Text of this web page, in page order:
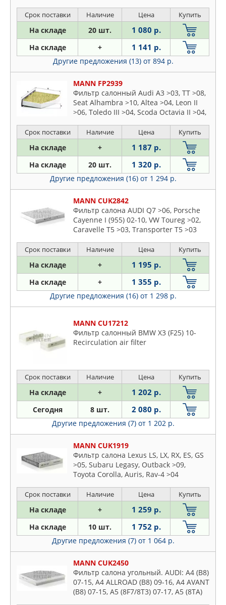
>04, Golf V, VI >03
Срок поставки Наличие Цена Купить
На складе 20 шт. 1 080 р.
На складе + 1 141 р.
Другие предложения (13) от 894 р.
MANN FP2939
Фильтр салонный Audi A3 >03, TT >08,
Seat Alhambra >10, Altea >04, Leon II
>06, Toledo III >04, Scoda Octavia II >04,
>04, Golf V, VI >03
Срок поставки Наличие Цена Купить
На складе + 1 187 р.
На складе 20 шт. 1 320 р.
Другие предложения (16) от 1 294 р.
MANN CUK2842
Фильтр салона AUDI Q7 >06, Porsche
Cayenne I (955) 02-10, VW Toureg >02,
Caravelle T5 >03, Transporter T5 >03
Срок поставки Наличие Цена Купить
На складе + 1 195 р.
На складе + 1 355 р.
Другие предложения (16) от 1 298 р.
MANN CU17212
Фильтр салонный BMW X3 (F25) 10-
Recirculation air filter
Срок поставки Наличие Цена Купить
На складе + 1 202 р.
Сегодня 8 шт. 2 080 р.
Другие предложения (7) от 1 202 р.
MANN CUK1919
Фильтр салона Lexus LS, LX, RX, ES, GS
>05, Subaru Legasy, Outback >09,
Toyota Corolla, Auris, Rav-4 >04
Срок поставки Наличие Цена Купить
На складе + 1 259 р.
На складе 10 шт. 1 752 р.
Другие предложения (7) от 1 064 р.
MANN CUK2450
Фильтр салона угольный. AUDI: A4 (B8)
07-15, A4 ALLROAD (B8) 09-16, A4 AVANT
(B8) 07-15, A5 (8F7/8T3) 07-17, A5 (8TA)